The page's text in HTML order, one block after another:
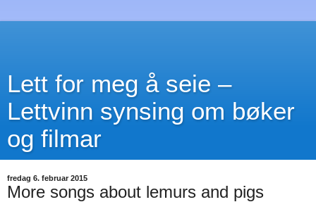
Lett for meg å seie –
Lettvinn synsing om bøker
og filmar
fredag 6. februar 2015
More songs about lemurs and pigs